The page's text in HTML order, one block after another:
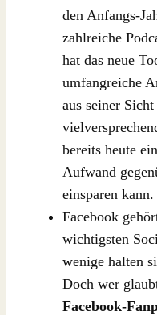
den Anfangs-
zahlreiche
hat das neue
umfangreiche
aus seiner
bereits heute
Aufwand
einsparen kann.
Facebook
wichtigsten
wenige halten
Doch wer
Facebook-